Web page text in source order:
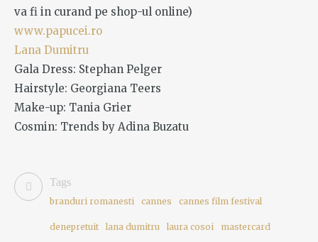
va fi in curand pe shop-ul online)
www.papucei.ro
Lana Dumitru
Gala Dress: Stephan Pelger
Hairstyle: Georgiana Teers
Make-up: Tania Grier
Cosmin: Trends by Adina Buzatu
Tags
branduri romanesti cannes cannes film festival
denepretuit lana dumitru laura cosoi mastercard